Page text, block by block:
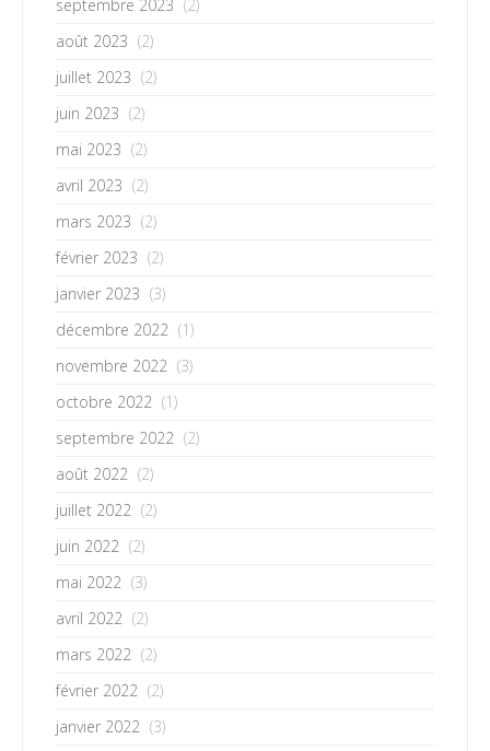
septembre 2023 (2)
août 2023 (2)
juillet 2023 (2)
juin 2023 (2)
mai 2023 (2)
avril 2023 (2)
mars 2023 (2)
février 2023 (2)
janvier 2023 (3)
décembre 2022 (1)
novembre 2022 (3)
octobre 2022 (1)
septembre 2022 (2)
août 2022 (2)
juillet 2022 (2)
juin 2022 (2)
mai 2022 (3)
avril 2022 (2)
mars 2022 (2)
février 2022 (2)
janvier 2022 (3)